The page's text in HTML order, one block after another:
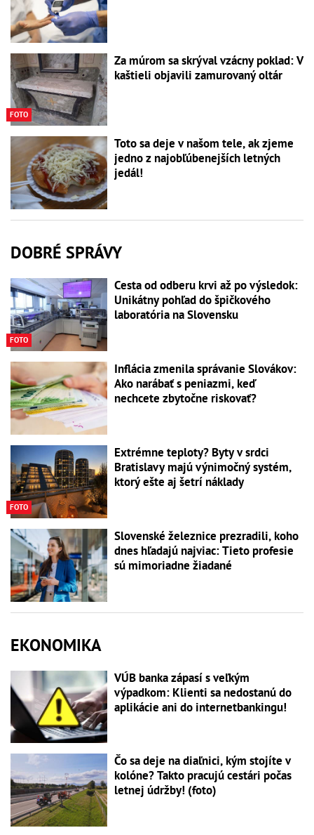
FOTO
Za múrom sa skrýval vzácny poklad: V
kaštieli objavili zamurovaný oltár
Toto sa deje v našom tele, ak zjeme
jedno z najobľúbenejších letných
jedál!
DOBRÉ SPRÁVY
FOTO
Cesta od odberu krvi až po výsledok:
Unikátny pohľad do špičkového
laboratória na Slovensku
Inflácia zmenila správanie Slovákov:
Ako narábať s peniazmi, keď
nechcete zbytočne riskovať?
FOTO
Extrémne teploty? Byty v srdci
Bratislavy majú výnimočný systém,
ktorý ešte aj šetrí náklady
Slovenské železnice prezradili, koho
dnes hľadajú najviac: Tieto profesie
sú mimoriadne žiadané
EKONOMIKA
VÚB banka zápasí s veľkým
výpadkom: Klienti sa nedostanú do
aplikácie ani do internetbankingu!
Čo sa deje na diaľnici, kým stojíte v
kolóne? Takto pracujú cestári počas
letnej údržby! (foto)